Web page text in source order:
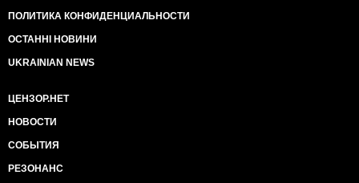
ПОЛИТИКА КОНФИДЕНЦИАЛЬНОСТИ
ОСТАННІ НОВИНИ
UKRAINIAN NEWS
ЦЕНЗОР.НЕТ
НОВОСТИ
СОБЫТИЯ
РЕЗОНАНС